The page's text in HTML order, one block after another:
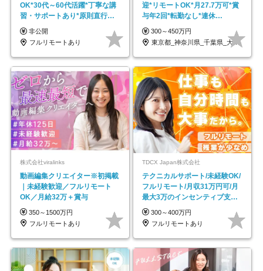
OK*30代～60代活躍*丁寧な講
習・サポートあり*原則直行直
帰／全国募集・業務委託
非公開
フルリモートあり
迎*リモートOK*月27.7万可*賞
与年2回*転勤なし*連休
OK/ZE010232
300～450万円
東京都_神奈川県_千葉県_大阪府_愛知県…
株式会社viralinks
動画編集クリエイター※初掲載
｜未経験歓迎／フルリモート
OK／月給32万＋賞与
350～1500万円
フルリモートあり
TDCX Japan株式会社
テクニカルサポート/未経験OK/
フルリモート/月収31万円可/月
最大3万のインセンティブ支給/
平均年齢33歳
300～400万円
フルリモートあり